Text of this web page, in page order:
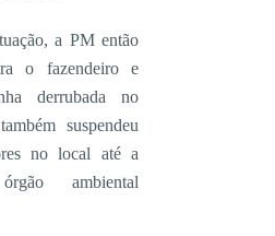
a PM então
o fazendeiro e
derrubada no
suspendeu
no local até a
ambiental